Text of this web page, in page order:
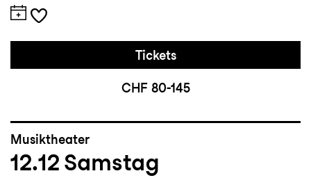
Tickets
CHF 80-145
Musiktheater
12.12 Samstag